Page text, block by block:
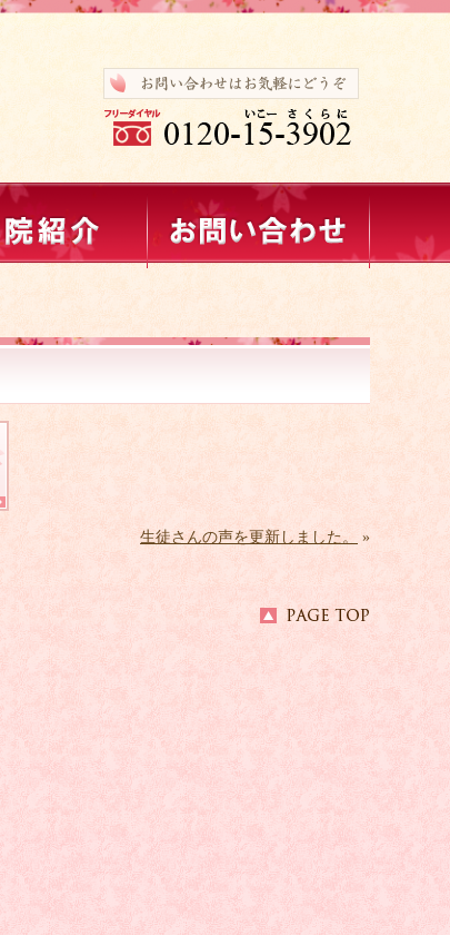
生徒さんの声を更新しました。 »